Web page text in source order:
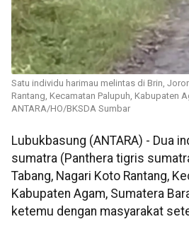
Satu individu harimau melintas di Brin,
Rantang, Kecamatan Palupuh, Kabupaten
ANTARA/HO/BKSDA Sumbar
Lubukbasung (ANTARA) - Dua
sumatra (Panthera tigris
Tabang, Nagari Koto Rantang,
Kabupaten Agam, Sumatera
ketemu dengan masyarakat